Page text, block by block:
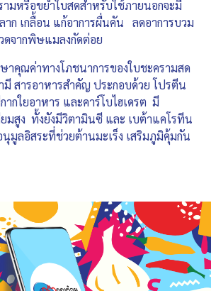
มหรือขยำใบสดสำหรับใช้ภายนอกจะมี
ก เกลื้อน แก้อาการผื่นคัน ลดอาการบวม
ดจากพิษแมลงกัดต่อย
าคุณค่าทางโภชนาการของใบชะครามสด
สารอาหารสำคัญ ประกอบด้วย โปรตีน
กใยอาหาร และคาร์โบไฮเดรต มี
มสูง ทั้งยังมีวิตามินซี และ เบต้าแคโรทีน
มูลอิสระที่ช่วยต้านมะเร็ง เสริมภูมิคุ้มกัน